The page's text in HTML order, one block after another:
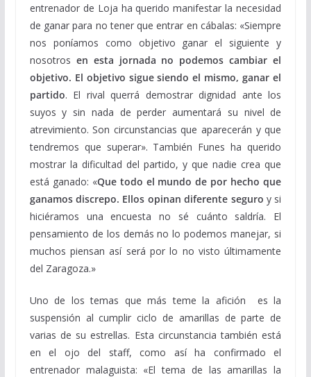
entrenador de Loja ha querido manifestar la necesidad
de ganar para no tener que entrar en cábalas: «Siempre
nos poníamos como objetivo ganar el siguiente y
nosotros en esta jornada no podemos cambiar el
objetivo. El objetivo sigue siendo el mismo, ganar el
partido. El rival querrá demostrar dignidad ante los
suyos y sin nada de perder aumentará su nivel de
atrevimiento. Son circunstancias que aparecerán y que
tendremos que superar». También Funes ha querido
mostrar la dificultad del partido, y que nadie crea que
está ganado: «Que todo el mundo de por hecho que
ganamos discrepo. Ellos opinan diferente seguro y si
hiciéramos una encuesta no sé cuánto saldría. El
pensamiento de los demás no lo podemos manejar, si
muchos piensan así será por lo no visto últimamente
del Zaragoza.»
Uno de los temas que más teme la afición es la
suspensión al cumplir ciclo de amarillas de parte de
varias de su estrellas. Esta circunstancia también está
en el ojo del staff, como así ha confirmado el
entrenador malaguista: «El tema de las amarillas la